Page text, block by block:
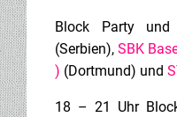
Block Party
(Serbien), SBK
) (Dortmund) und
18 – 21 Uhr